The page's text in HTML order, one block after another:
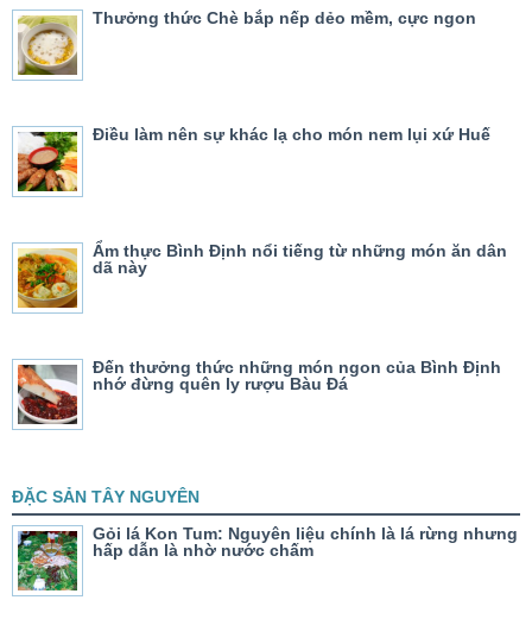
Thưởng thức Chè bắp nếp dẻo mềm, cực ngon
Điều làm nên sự khác lạ cho món nem lụi xứ Huế
Ẩm thực Bình Định nổi tiếng từ những món ăn dân
dã này
Đến thưởng thức những món ngon của Bình Định
nhớ đừng quên ly rượu Bàu Đá
ĐẶC SẢN TÂY NGUYÊN
Gỏi lá Kon Tum: Nguyên liệu chính là lá rừng nhưng
hấp dẫn là nhờ nước chấm